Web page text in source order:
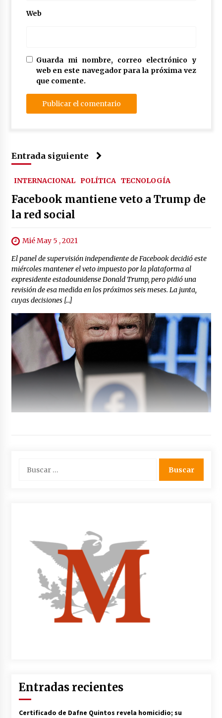
Web
Guarda mi nombre, correo electrónico y
web en este navegador para la próxima vez
que comente.
Entrada siguiente
INTERNACIONAL POLÍTICA TECNOLOGÍA
Facebook mantiene veto a Trump de
la red social
Mié May 5 , 2021
El panel de supervisión independiente de Facebook decidió este
miércoles mantener el veto impuesto por la plataforma al
expresidente estadounidense Donald Trump, pero pidió una
revisión de esa medida en los próximos seis meses. La junta,
cuyas decisiones […]
Entradas recientes
Certificado de Dafne Quintos revela homicidio; su